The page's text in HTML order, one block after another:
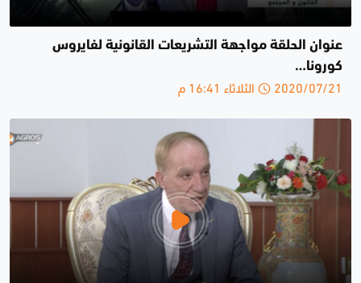
عنوان الحلقة مواجهة التشريعات القانونية لفايروس
كورونا…
2020/07/21 الثلاثاء 16:41 م